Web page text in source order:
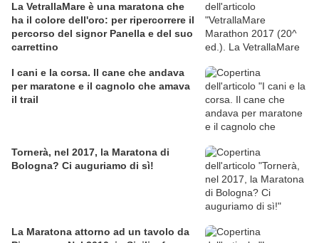
La VetrallaMare è una maratona che
ha il colore dell'oro: per ripercorrere il
percorso del signor Panella e del suo
carrettino
I cani e la corsa. Il cane che andava
per maratone e il cagnolo che amava
il trail
Tornerà, nel 2017, la Maratona di
Bologna? Ci auguriamo di sì!
La Maratona attorno ad un tavolo da